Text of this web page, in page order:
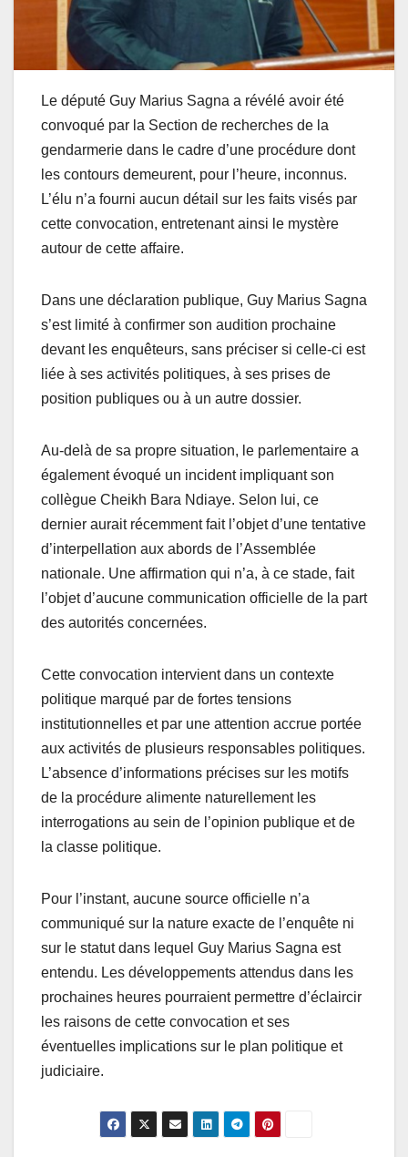
Le député Guy Marius Sagna a révélé avoir été
convoqué par la Section de recherches de la
gendarmerie dans le cadre d’une procédure dont
les contours demeurent, pour l’heure, inconnus.
L’élu n’a fourni aucun détail sur les faits visés par
cette convocation, entretenant ainsi le mystère
autour de cette affaire.
Dans une déclaration publique, Guy Marius Sagna
s’est limité à confirmer son audition prochaine
devant les enquêteurs, sans préciser si celle-ci est
liée à ses activités politiques, à ses prises de
position publiques ou à un autre dossier.
Au-delà de sa propre situation, le parlementaire a
également évoqué un incident impliquant son
collègue Cheikh Bara Ndiaye. Selon lui, ce
dernier aurait récemment fait l’objet d’une tentative
d’interpellation aux abords de l’Assemblée
nationale. Une affirmation qui n’a, à ce stade, fait
l’objet d’aucune communication officielle de la part
des autorités concernées.
Cette convocation intervient dans un contexte
politique marqué par de fortes tensions
institutionnelles et par une attention accrue portée
aux activités de plusieurs responsables politiques.
L’absence d’informations précises sur les motifs
de la procédure alimente naturellement les
interrogations au sein de l’opinion publique et de
la classe politique.
Pour l’instant, aucune source officielle n’a
communiqué sur la nature exacte de l’enquête ni
sur le statut dans lequel Guy Marius Sagna est
entendu. Les développements attendus dans les
prochaines heures pourraient permettre d’éclaircir
les raisons de cette convocation et ses
éventuelles implications sur le plan politique et
judiciaire.